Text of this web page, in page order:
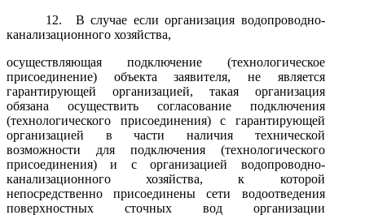
12.
В случае если организация водопроводно-
канализационного хозяйства,
осуществляющая подключение (технологическое
присоединение) объекта заявителя, не является
гарантирующей организацией, такая организация
обязана осуществить согласование подключения
(технологического присоединения) с гарантирующей
организацией в части наличия технической
возможности для подключения (технологического
присоединения) и с организацией водопроводно-
канализационного хозяйства, к которой
непосредственно присоединены сети водоотведения
поверхностных сточных вод организации